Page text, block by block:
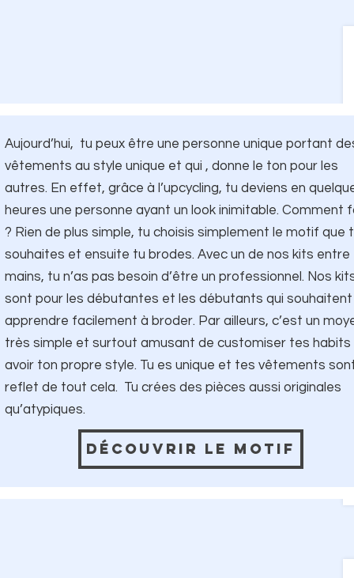
Aujourd’hui, tu peux être une personne unique portant
vêtements au style unique et qui , donne le ton pour les
autres. En effet, grâce à l’upcycling, tu deviens en
heures une personne ayant un look inimitable. Comment
? Rien de plus simple, tu choisis simplement le motif que
souhaites et ensuite tu brodes. Avec un de nos kits
mains, tu n’as pas besoin d’être un professionnel. Nos
sont pour les débutantes et les débutants qui souhaitent
apprendre facilement à broder. Par ailleurs, c’est un
très simple et surtout amusant de customiser tes
avoir ton propre style. Tu es unique et tes vêtements
reflet de tout cela. Tu crées des pièces aussi originales
qu’atypiques.
Découvrir le motif